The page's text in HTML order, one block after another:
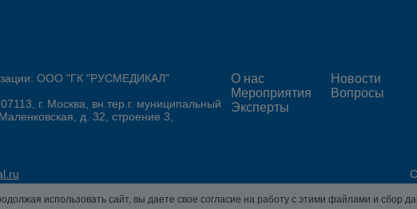
ООО "ГК "РУСМЕДИКАЛ"
г. Москва, вн.тер.г. муниципальный
д. 32, строение 3,
О нас
Мероприятия
Эксперты
Новости
Вопросы
использовать сайт, вы даете свое согласие на работу с этими файлами и сбор